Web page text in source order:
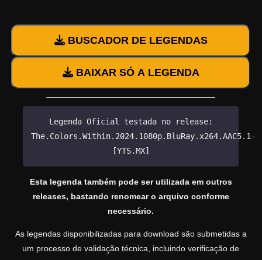
BUSCADOR DE LEGENDAS
BAIXAR SÓ A LEGENDA
Legenda Oficial testada no release:
The.Colors.Within.2024.1080p.BluRay.x264.AAC5.1-
[YTS.MX]
Esta legenda também pode ser utilizada em outros
releases, bastando renomear o arquivo conforme
necessário.
As legendas disponibilizadas para download são submetidas a
um processo de validação técnica, incluindo verificação de